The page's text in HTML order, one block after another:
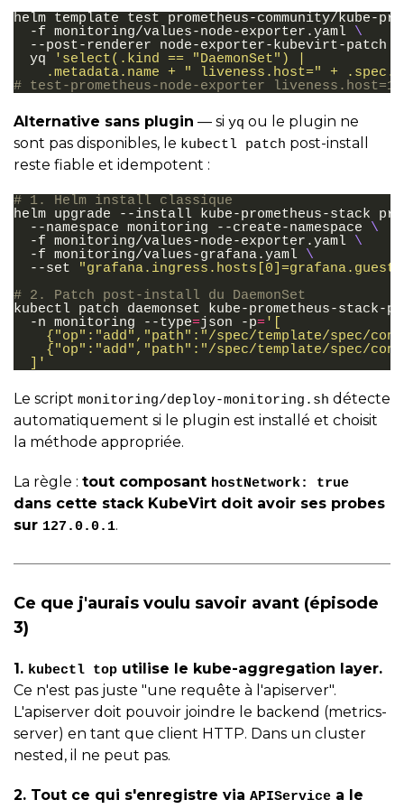
helm template test
prometheus-community/kube-
-f monitoring/values-node-exporter.yaml \
--post-renderer
node-exporter-kubevirt-patch
yq
'select(.kind == "DaemonSet") |
.metadata.name + " liveness.host=" +
# test-prometheus-node-exporter
Alternative sans plugin — si yq ou le plugin ne
sont pas disponibles, le kubectl patch post-install
reste fiable et idempotent :
# 1. Helm install classique
helm upgrade --install kube-prometheus-stack
--namespace monitoring --create-namespace
\
-f monitoring/values-node-exporter.yaml \
-f monitoring/values-grafana.yaml \
--set
"grafana.ingress.hosts[0]=grafana.guest-
# 2. Patch post-install du DaemonSet
kubectl patch daemonset
kube-prometheus-stack-
-n monitoring --type=json -p='[
{"op":"add","path":"/spec/template/spec/
{"op":"add","path":"/spec/template/spec/
  ]'
Le script monitoring/deploy-monitoring.sh détecte
automatiquement si le plugin est installé et choisit
la méthode appropriée.
La règle : tout composant hostNetwork: true
dans cette stack KubeVirt doit avoir ses probes
sur 127.0.0.1.
Ce que j'aurais voulu savoir avant (épisode
3)
1. kubectl top utilise le kube-aggregation layer.
Ce n'est pas juste "une requête à l'apiserver".
L'apiserver doit pouvoir joindre le backend (metrics-
server) en tant que client HTTP. Dans un cluster
nested, il ne peut pas.
2. Tout ce qui s'enregistre via APIService a le